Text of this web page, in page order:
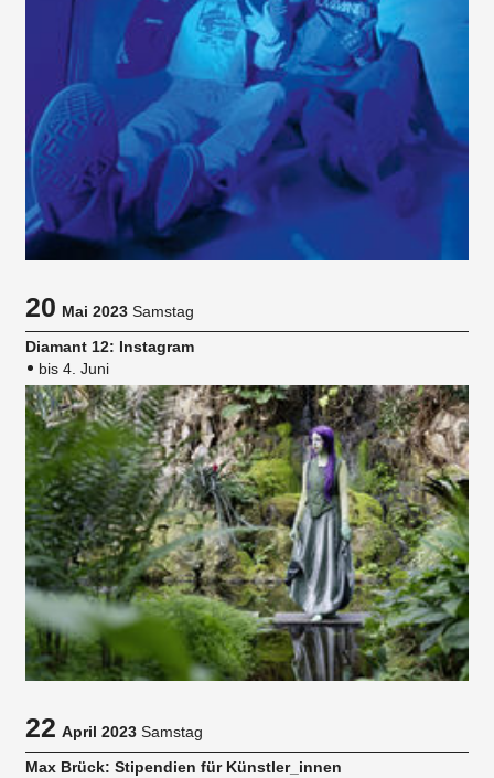
20Mai 2023 Samstag
Diamant 12: Instagram
bis 4. Juni
22April 2023 Samstag
Max Brück: Stipendien für Künstler_innen